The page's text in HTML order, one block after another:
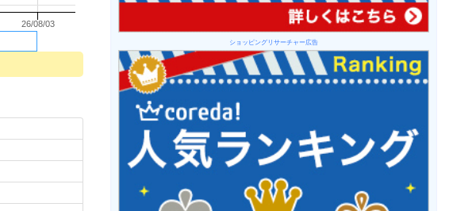
26/08/03
ショッピングリサーチャー広告